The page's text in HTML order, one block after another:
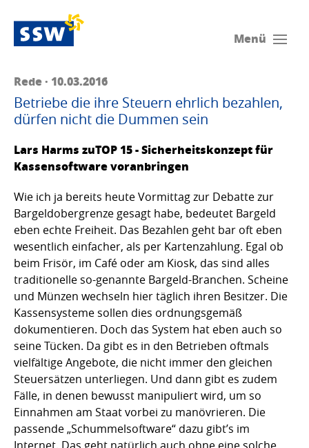
Menü
Rede · 10.03.2016
Betriebe die ihre Steuern ehrlich bezahlen,
dürfen nicht die Dummen sein
Lars Harms zuTOP 15 - Sicherheitskonzept für
Kassensoftware voranbringen
Wie ich ja bereits heute Vormittag zur Debatte zur
Bargeldobergrenze gesagt habe, bedeutet Bargeld
eben echte Freiheit. Das Bezahlen geht bar oft eben
wesentlich einfacher, als per Kartenzahlung. Egal ob
beim Frisör, im Café oder am Kiosk, das sind alles
traditionelle so-genannte Bargeld-Branchen. Scheine
und Münzen wechseln hier täglich ihren Besitzer. Die
Kassensysteme sollen dies ordnungsgemäß
dokumentieren. Doch das System hat eben auch so
seine Tücken. Da gibt es in den Betrieben oftmals
vielfältige Angebote, die nicht immer den gleichen
Steuersätzen unterliegen. Und dann gibt es zudem
Fälle, in denen bewusst manipuliert wird, um so
Einnahmen am Staat vorbei zu manövrieren. Die
passende „Schummelsoftware“ dazu gibt’s im